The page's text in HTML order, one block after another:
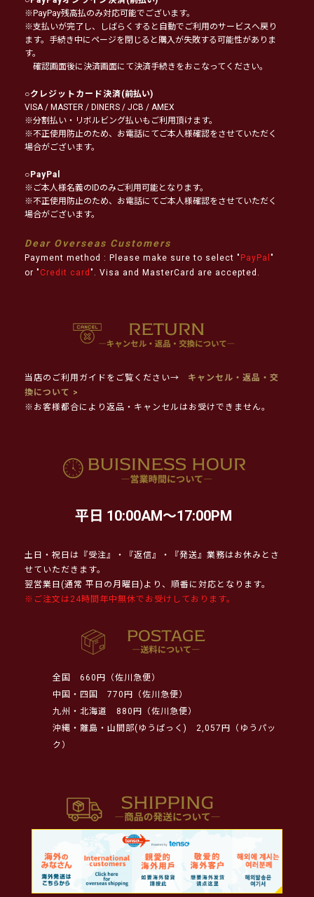
※PayPay残高払のみ対応可能でございます。
※支払いが完了し、しばらくすると自動でご利用のサービスへ戻り
ます。手続き中にページを閉じると購入が失敗する可能性がありま
す。
確認画面後に決済画面にて決済手続きをおこなってください。
○クレジットカード決済(前払い)
VISA / MASTER / DINERS / JCB / AMEX
※分割払い・リボルビング払いもご利用頂けます。
※不正使用防止のため、お電話にてご本人様確認をさせていただく
場合がございます。
○PayPal
※ご本人様名義のIDのみご利用可能となります。
※不正使用防止のため、お電話にてご本人様確認をさせていただく
場合がございます。
Dear Overseas Customers
Payment method : Please make sure to select " PayPal "
or " Credit card ". Visa and MasterCard are accepted.
当店のご利用ガイドをご覧ください→
キャンセル・返品・交
換について >
※お客様都合により返品・キャンセルはお受けできません。
平日 10:00AM～17:00PM
土日・祝日は『受注』・『返信』・『発送』業務はお休みとさ
せていただきます。
翌営業日(通常 平日の月曜日)より、順番に対応となります。
※ご注文は24時間年中無休でお受けしております。
全国
660円（佐川急便）
中国・四国
770円（佐川急便）
九州・北海道
880円（佐川急便）
沖縄・離島・山間部(ゆうぱっく)
2,057円（ゆうパッ
ク）